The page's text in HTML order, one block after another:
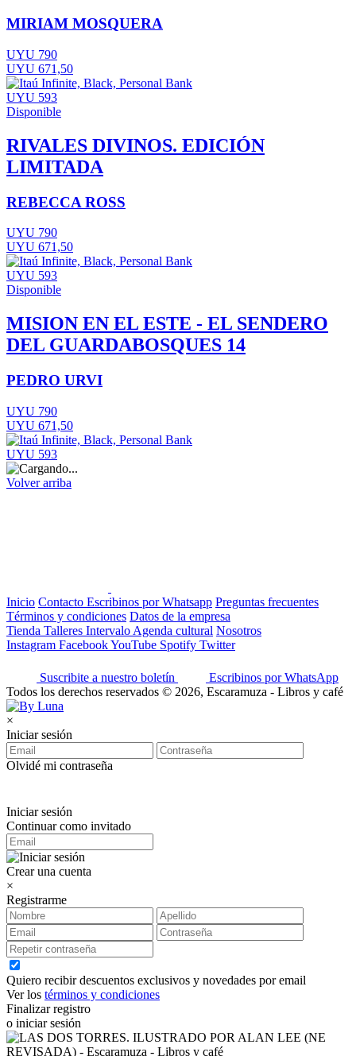
MIRIAM MOSQUERA
UYU 790
UYU 671,50
UYU 593
Disponible
RIVALES DIVINOS. EDICIÓN
LIMITADA
REBECCA ROSS
UYU 790
UYU 671,50
UYU 593
Disponible
MISION EN EL ESTE - EL SENDERO
DEL GUARDABOSQUES 14
PEDRO URVI
UYU 790
UYU 671,50
UYU 593
Volver arriba
Inicio Contacto Escribinos por Whatsapp Preguntas frecuentes
Términos y condiciones Datos de la empresa
Tienda Talleres Intervalo Agenda cultural Nosotros
Instagram FacebookYouTube Spotify Twitter
Suscribite a nuestro boletín
Escribinos por WhatsApp
Todos los derechos reservados © 2026, Escaramuza - Libros y café
×
Iniciar sesión
Olvidé mi contraseña
Iniciar sesión
Continuar como invitado
Crear una cuenta
×
Registrarme
Quiero recibir descuentos exclusivos y novedades por email
Ver los términos y condiciones
Finalizar registro
o iniciar sesión